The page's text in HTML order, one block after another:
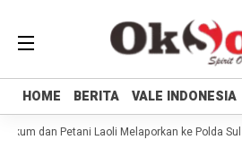
HOME BERITA VALE INDONESIA
HOME BERITA VALE INDONESIA
dan Petani Laoli Melaporkan ke Polda